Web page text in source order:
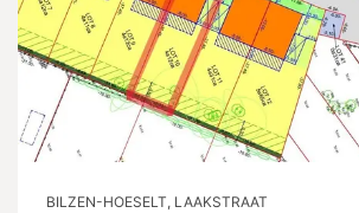
BILZEN-HOESELT, LAAKSTRAAT